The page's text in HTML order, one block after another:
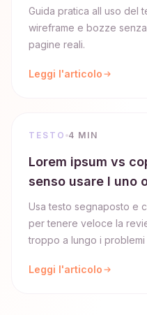
Guida pratica all uso del
wireframe e bozze
pagine reali.
Leggi l'articolo
TESTO 4 MIN
Lorem ipsum vs
senso usare l uno
Usa testo segnaposto e
per tenere veloce la
troppo a lungo i
Leggi l'articolo